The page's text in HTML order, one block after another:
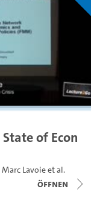
of Econ
Marc Lavoieet al.
Öffnen